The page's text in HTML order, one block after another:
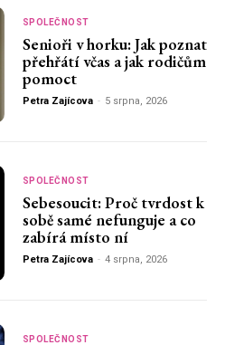
SPOLEČNOST
Senioři v horku: Jak poznat
přehřátí včas a jak rodičům
pomoct
Petra Zajícova - 5 srpna, 2026
SPOLEČNOST
Sebesoucit: Proč tvrdost k
sobě samé nefunguje a co
zabírá místo ní
Petra Zajícova - 4 srpna, 2026
SPOLEČNOST